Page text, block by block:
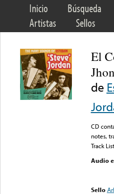
Inicio Búsqueda
Artistas
Sellos
El
de
CD
notes,
Track
Audio
Sello